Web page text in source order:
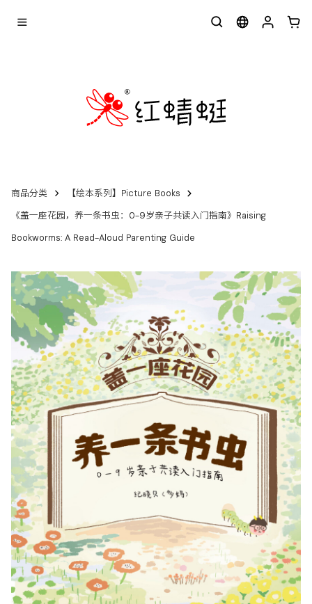
商品分类
【绘本系列】Picture Books
《盖一座花园，养一条书虫：0-9岁亲子共读入门指南》Raising
Bookworms: A Read-Aloud Parenting Guide